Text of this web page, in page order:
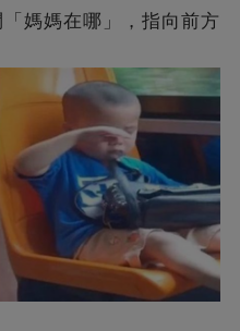
媽媽在哪」，指向前方